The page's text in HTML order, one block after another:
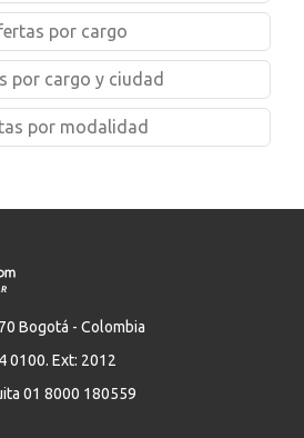
por cargo
por cargo y ciudad
por modalidad
Bogotá - Colombia
0100. Ext: 2012
01 8000 180559